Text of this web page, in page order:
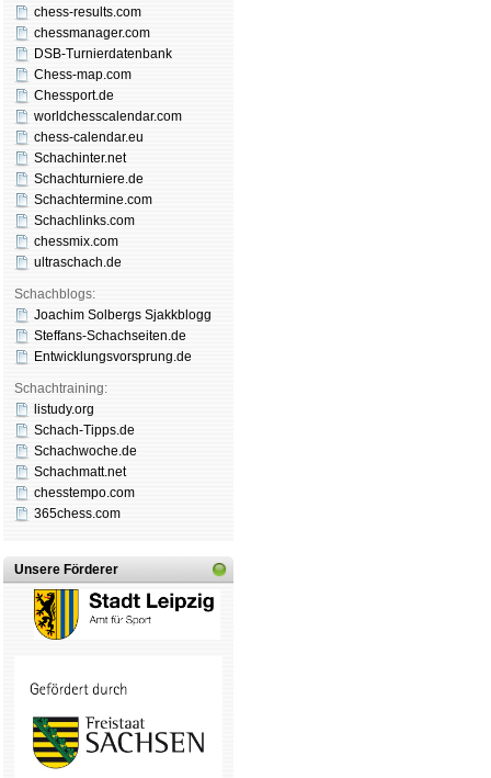
chess-results.com
chessmanager.com
DSB-Turnierdatenbank
Chess-map.com
Chessport.de
worldchesscalendar.com
chess-calendar.eu
Schachinter.net
Schachturniere.de
Schachtermine.com
Schachlinks.com
chessmix.com
ultraschach.de
Schachblogs:
Joachim Solbergs Sjakkblogg
Steffans-Schachseiten.de
Entwicklungsvorsprung.de
Schachtraining:
listudy.org
Schach-Tipps.de
Schachwoche.de
Schachmatt.net
chesstempo.com
365chess.com
Unsere Förderer